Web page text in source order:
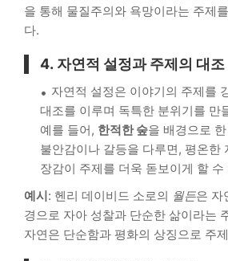
을 통해 물질주의와 욕망이라는 주제
다.
4. 자연적 설정과 주제의 대조
자연적 설정은 이야기의 주제를
대조를 이루며 독특한 분위기를 만
예를 들어, 한적한 숲을 배경으로
불안감이나 갈등을 다루면, 평온한
장감이 주제를 더욱 돋보이게 할 수
예시: 헨리 데이비드 소로의 월든은 자
경으로 자아 성찰과 단순한 삶이라는
자연은 단순함과 평화의 상징으로 주